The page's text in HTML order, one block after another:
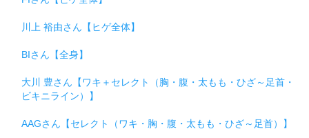
川上 裕由さん【ヒゲ全体】
BIさん【全身】
大川 豊さん【ワキ＋セレクト（胸・腹・太もも・ひざ～足首・
ビキニライン）】
AAGさん【セレクト（ワキ・胸・腹・太もも・ひざ～足首）】